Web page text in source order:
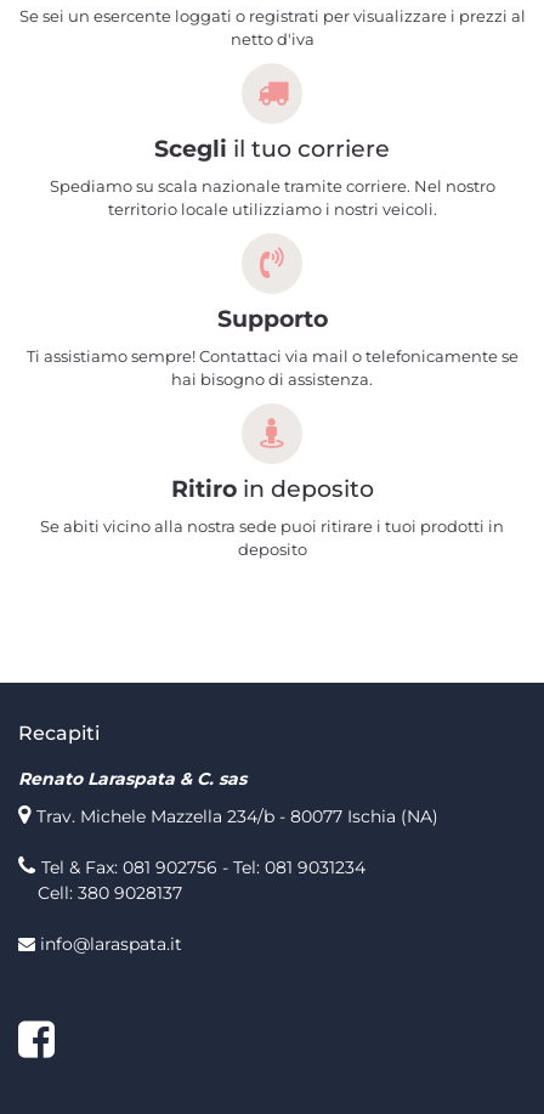
Se sei un esercente loggati o registrati per visualizzare i prezzi al
netto d'iva
Scegli il tuo corriere
Spediamo su scala nazionale tramite corriere. Nel nostro
territorio locale utilizziamo i nostri veicoli.
Supporto
Ti assistiamo sempre! Contattaci via mail o telefonicamente se
hai bisogno di assistenza.
Ritiroin deposito
Se abiti vicino alla nostra sede puoi ritirare i tuoi prodotti in
deposito
Recapiti
Renato Laraspata & C. sas
Trav. Michele Mazzella 234/b - 80077 Ischia (NA)
Tel & Fax: 081 902756 - Tel: 081 9031234
Cell: 380 9028137
info@laraspata.it
Facebook